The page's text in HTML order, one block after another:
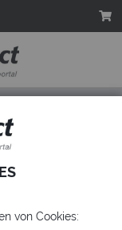
von Cookies: